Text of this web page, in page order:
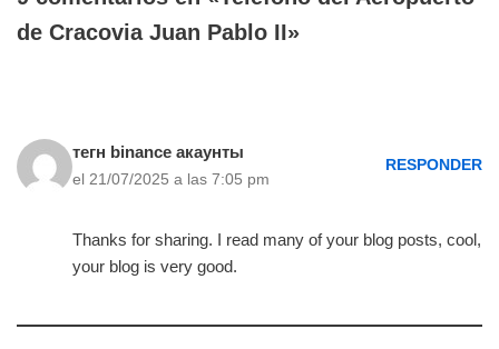
de Cracovia Juan Pablo II»
тегн binance акаунты
el 21/07/2025 a las 7:05 pm
RESPONDER
Thanks for sharing. I read many of your blog posts, cool,
your blog is very good.